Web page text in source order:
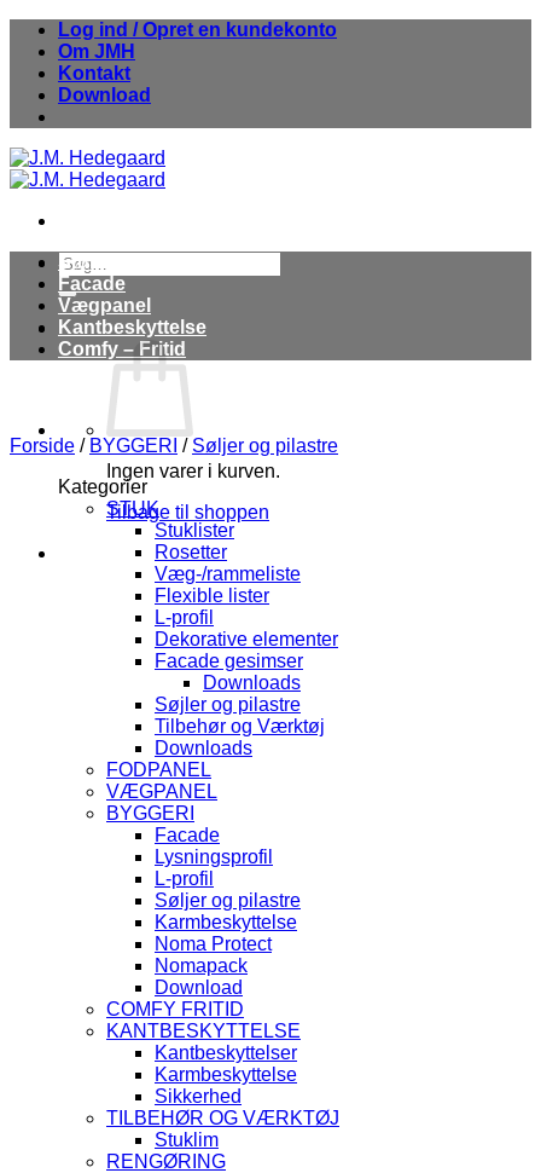
Fortsæt
indhold
Log ind / Opret en kundekonto
Om JMH
Kontakt
Download
Søg
efter:
Ingen varer i kurven.
Tilbage til shoppen
Stuk
Facade
Vægpanel
Kantbeskyttelse
Comfy – Fritid
Forside / BYGGERI / Søljer og pilastre
Kategorier
STUK
Stuklister
Rosetter
Væg-/rammeliste
Flexible lister
L-profil
Dekorative elementer
Facade gesimser
Downloads
Søjler og pilastre
Tilbehør og Værktøj
Downloads
FODPANEL
VÆGPANEL
BYGGERI
Facade
Lysningsprofil
L-profil
Søljer og pilastre
Karmbeskyttelse
Noma Protect
Nomapack
Download
COMFY FRITID
KANTBESKYTTELSE
Kantbeskyttelser
Karmbeskyttelse
Sikkerhed
TILBEHØR OG VÆRKTØJ
Stuklim
RENGØRING